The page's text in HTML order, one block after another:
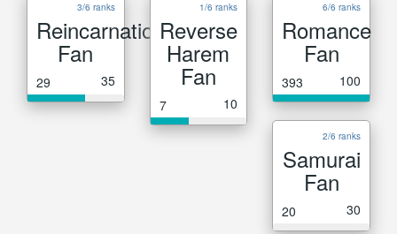
3/6 ranks
Reincarnation
Fan
29 35
1/6 ranks
Reverse
Harem
Fan
7 10
6/6 ranks
Romance
Fan
393 100
2/6 ranks
Samurai
Fan
20 30